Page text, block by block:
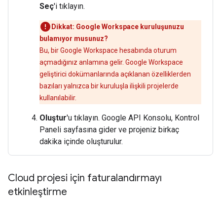
Seç'i tıklayın.
Dikkat: Google Workspace kuruluşunuzu
bulamıyor musunuz?
Bu, bir Google Workspace hesabında oturum
açmadığınız anlamına gelir. Google Workspace
geliştirici dokümanlarında açıklanan özelliklerden
bazıları yalnızca bir kuruluşla ilişkili projelerde
kullanılabilir.
Oluştur'u tıklayın. Google API Konsolu, Kontrol
Paneli sayfasına gider ve projeniz birkaç
dakika içinde oluşturulur.
Cloud projesi için faturalandırmayı
etkinleştirme